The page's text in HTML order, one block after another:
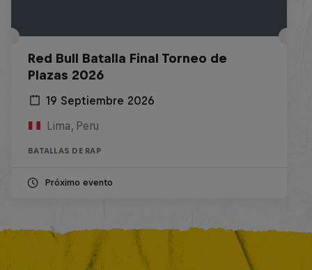
Red Bull Batalla Final Torneo de
Plazas 2026
19 Septiembre 2026
Lima, Peru
BATALLAS DE RAP
Próximo evento